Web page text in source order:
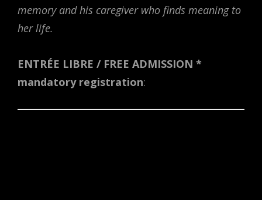
memory and his caregiver who finds meaning to
her life.
ENTRÉE LIBRE / FREE ADMISSION *
mandatory registration: